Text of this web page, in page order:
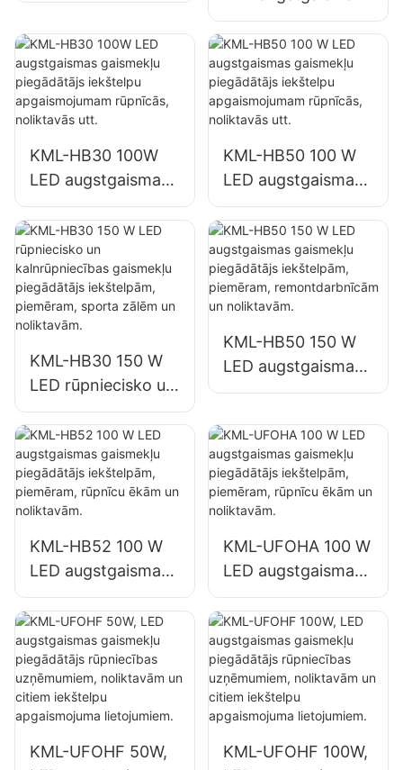
būvlaukumu
apgaismojumam
gaismekļu
piegādātājs
iekštelpu
apgaismojumam
rūpnīcās,
KML-HB30 100W
LED augstgaismas
gaismekļu
piegādātājs
iekštelpu
apgaismojumam
rūpnīcās,
noliktavās utt.
KML-HB50 100 W
LED augstgaismas
gaismekļu
piegādātājs
iekštelpu
apgaismojumam
rūpnīcās,
KML-HB30 150 W
LED rūpniecisko un
kalnrūpniecības
gaismekļu
piegādātājs
iekštelpām,
piemēram, sporta
noliktavām.
KML-HB50 150 W
LED augstgaismas
gaismekļu
iekštelpām,
piemēram,
remontdarbnīcām
un noliktavām.
KML-HB52 100 W
LED augstgaismas
gaismekļu
piegādātājs
iekštelpām,
piemēram, rūpnīcu
ēkām un
noliktavām.
KML-UFOHA 100 W
LED augstgaismas
gaismekļu
piegādātājs
iekštelpām,
piemēram, rūpnīcu
ēkām un
noliktavām.
KML-UFOHF 50W,
KML-UFOHF 100W,